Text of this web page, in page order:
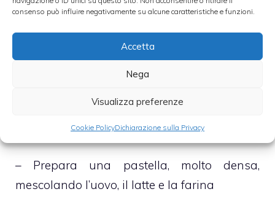
consenso può influire negativamente su alcune caratteristiche e funzioni.
Accetta
Nega
Visualizza preferenze
Cookie PolicyDichiarazione sulla Privacy
in una capiente terrina insieme al peperone,
pulito e lavato e allo scalogno, sbucciato e
tagliato a rondelle abbastanza spesso
di sale, pepe, origano ed olio extravergine di
oliva e conserva l’insalata in frigorifero
– Prepara una pastella, molto densa,
mescolando l’uovo, il latte e la farina